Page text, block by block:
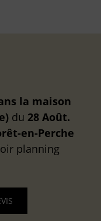
la maison
du 28 Août.
en-Perche
planning